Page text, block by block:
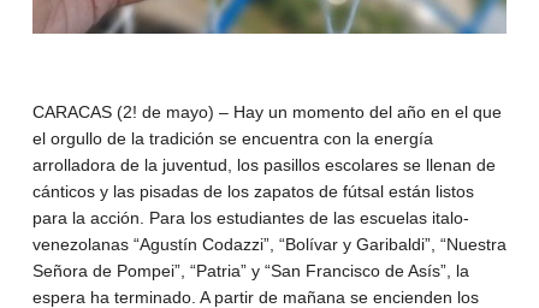
CARACAS (2! de mayo) – Hay un momento del año en el que
el orgullo de la tradición se encuentra con la energía
arrolladora de la juventud, los pasillos escolares se llenan de
cánticos y las pisadas de los zapatos de fútsalestán listos
para la acción. Para los estudiantes de las escuelas italo-
venezolanas “Agustín Codazzi”, “Bolívar y Garibaldi”, “Nuestra
Señora de Pompei”, “Patria” y “San Francisco de Asís”, la
espera ha terminado. A partir de mañana se encienden los